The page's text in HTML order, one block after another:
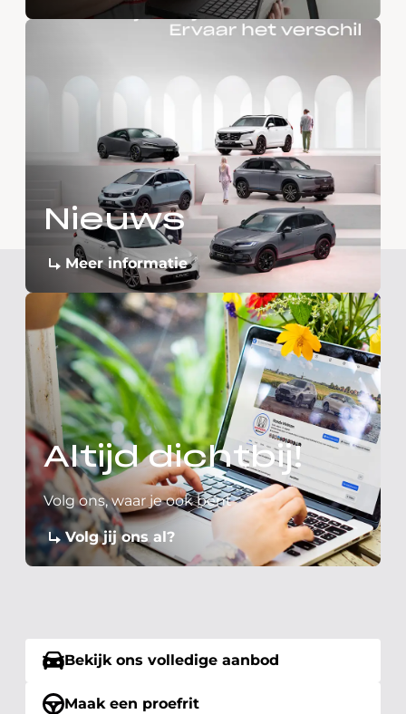
Nieuws
Meer informatie
Altijd dichtbij!
Volg ons, waar je ook bent
Volg jij ons al?
Bekijk ons volledige aanbod
Maak een proefrit